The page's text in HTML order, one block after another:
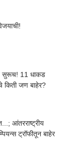
सुरूच! 11 धाकड
किती जण बाहेर?
आंतरराष्ट्रीय
ट्रॉफीतून बाहेर